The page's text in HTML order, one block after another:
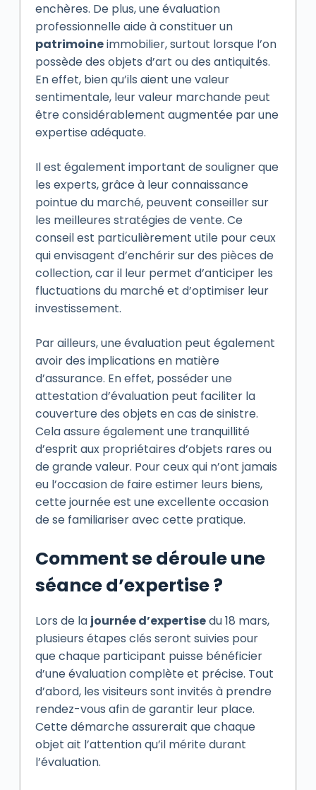
enchères. De plus, une évaluation
professionnelle aide à constituer un
patrimoineimmobilier, surtout lorsque l’on
possède des objets d’art ou des antiquités.
En effet, bien qu’ils aient une valeur
sentimentale, leur valeur marchande peut
être considérablement augmentée par une
expertise adéquate.
Il est également important de souligner que
les experts, grâce à leur connaissance
pointue du marché, peuvent conseiller sur
les meilleures stratégies de vente. Ce
conseil est particulièrement utile pour ceux
qui envisagent d’enchérir sur des pièces de
collection, car il leur permet d’anticiper les
fluctuations du marché et d’optimiser leur
investissement.
Par ailleurs, une évaluation peut également
avoir des implications en matière
d’assurance. En effet, posséder une
attestation d’évaluation peut faciliter la
couverture des objets en cas de sinistre.
Cela assure également une tranquillité
d’esprit aux propriétaires d’objets rares ou
de grande valeur. Pour ceux qui n’ont jamais
eu l’occasion de faire estimer leurs biens,
cette journée est une excellente occasion
de se familiariser avec cette pratique.
Comment se déroule une
séance d’expertise ?
Lors de la journée d’expertisedu 18 mars,
plusieurs étapes clés seront suivies pour
que chaque participant puisse bénéficier
d’une évaluation complète et précise. Tout
d’abord, les visiteurs sont invités à prendre
rendez-vous afin de garantir leur place.
Cette démarche assurerait que chaque
objet ait l’attention qu’il mérite durant
l’évaluation.